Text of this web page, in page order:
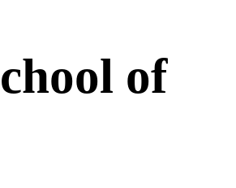
of